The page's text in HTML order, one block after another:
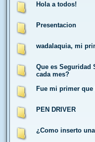
Hola a todos!
Presentacion
wadalaquia, mi
Que es Seguridad
cada mes?
Fue mi primer
PEN DRIVER
¿Como inserto